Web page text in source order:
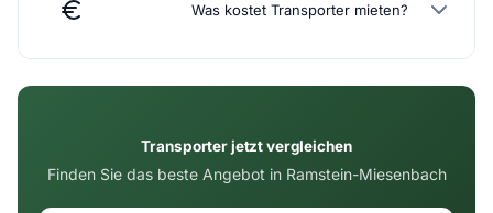
Was kostet Transporter mieten?
Transporter jetzt vergleichen
Finden Sie das beste Angebot in Ramstein-Miesenbach